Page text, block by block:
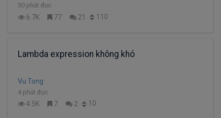
30 phút đọc
6.7K 77 21 110
Lambda expression không khó
Vu Tong
4 phút đọc
4.5K 7 2 10